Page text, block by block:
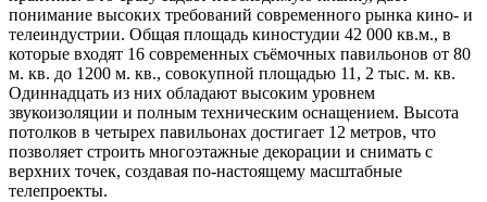
понимание высоких требований современного рынка кино- и
телеиндустрии. Общая площадь киностудии 42 000 кв.м., в
которые входят 16 современных съёмочных павильонов от 80
м. кв. до 1200 м. кв., совокупной площадью 11, 2 тыс. м. кв.
Одиннадцать из них обладают высоким уровнем
звукоизоляции и полным техническим оснащением. Высота
потолков в четырех павильонах достигает 12 метров, что
позволяет строить многоэтажные декорации и снимать с
верхних точек, создавая по-настоящему масштабные
телепроекты.